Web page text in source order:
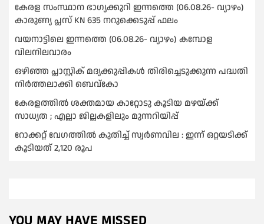
കേരള സംസ്ഥാന ഭാഗ്യക്കുറി ഇന്നത്തെ (06.08.26- വ്യാഴം)
കാരുണ്യ പ്ലസ് KN 635 നറുക്കെടുപ്പ് ഫലം
വയനാട്ടിലെ ഇന്നത്തെ (06.08.26- വ്യാഴം) കമ്പോള
വിലനിലവാരം
ഒഴിഞ്ഞ പ്ലാസ്റ്റിക് മദ്യക്കുപ്പികള്‍ തിരിച്ചെടുക്കുന്ന പദ്ധതി
നിര്‍ത്തലാക്കി ബെവ്കോ
കേരളത്തിൽ ശക്തമായ കാറ്റോടു കൂടിയ മഴയ്ക്ക്
സാധ്യത ; എല്ലാ ജില്ലകളിലും മുന്നറിയിപ്പ്
റോക്കറ്റ് വേഗത്തില്‍ കുതിച്ച് സ്വര്‍ണവില : ഇന്ന് ഒറ്റയടിക്ക്
കൂടിയത് 2,120 രൂപ